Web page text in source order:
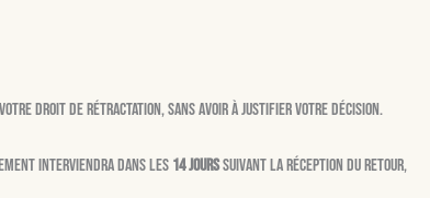
droit de rétractation, sans avoir à justifier votre décision.
interviendra dans les 14 jourssuivant la réception du retour,